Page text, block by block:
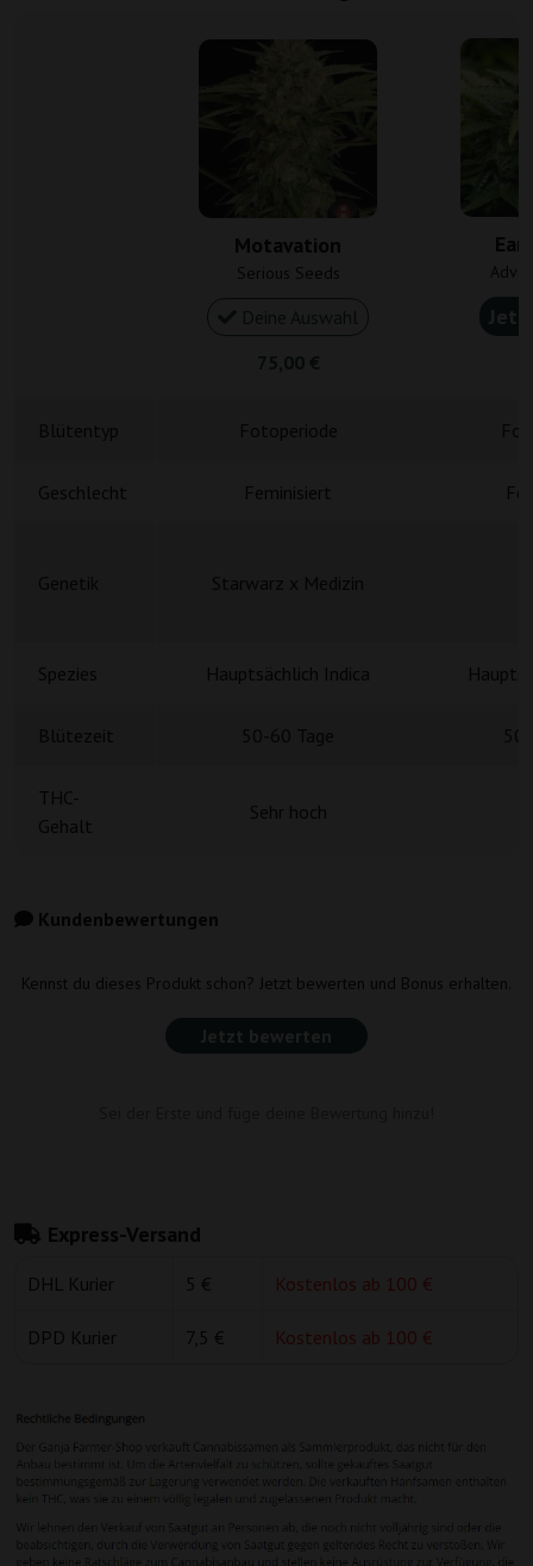
Motavation
Serious Seeds
Geschlecht Feminisiert
Spezies Hauptsächlich Indica
THC-
Gehalt
Sehr hoch
Kundenbewertungen
Kennst du dieses Produkt schon? Jetzt bewerten und Bonus erhalten.
Jetzt bewerten
Express-Versand
DHL Kurier 5 € Kostenlos ab 100 €
DPD Kurier 7,5 € Kostenlos ab 100 €